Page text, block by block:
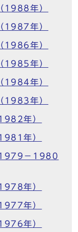
1988年）
1987年）
1986年）
1985年）
1984年）
1983年）
年）
年）
1979－1980
年）
年）
年）